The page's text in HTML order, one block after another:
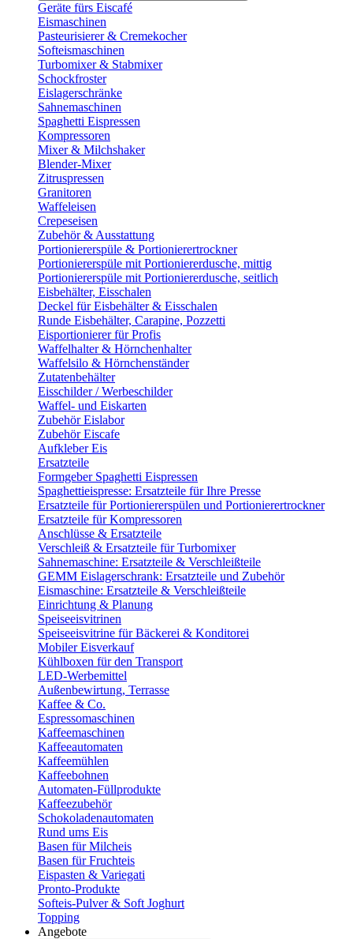
Geräte fürs Eiscafé
Eismaschinen
Pasteurisierer & Cremekocher
Softeismaschinen
Turbomixer & Stabmixer
Schockfroster
Eislagerschränke
Sahnemaschinen
Spaghetti Eispressen
Kompressoren
Mixer & Milchshaker
Blender-Mixer
Zitruspressen
Granitoren
Waffeleisen
Crepeseisen
Zubehör & Ausstattung
Portioniererspüle & Portionierertrockner
Portioniererspüle mit Portioniererdusche, mittig
Portioniererspüle mit Portioniererdusche, seitlich
Eisbehälter, Eisschalen
Deckel für Eisbehälter & Eisschalen
Runde Eisbehälter, Carapine, Pozzetti
Eisportionierer für Profis
Waffelhalter & Hörnchenhalter
Waffelsilo & Hörnchenständer
Zutatenbehälter
Eisschilder / Werbeschilder
Waffel- und Eiskarten
Zubehör Eislabor
Zubehör Eiscafe
Aufkleber Eis
Ersatzteile
Formgeber Spaghetti Eispressen
Spaghettieispresse: Ersatzteile für Ihre Presse
Ersatzteile für Portioniererspülen und Portionierertrockner
Ersatzteile für Kompressoren
Anschlüsse & Ersatzteile
Verschleiß & Ersatzteile für Turbomixer
Sahnemaschine: Ersatzteile & Verschleißteile
GEMM Eislagerschrank: Ersatzteile und Zubehör
Eismaschine: Ersatzteile & Verschleißteile
Einrichtung & Planung
Speiseeisvitrinen
Speiseeisvitrine für Bäckerei & Konditorei
Mobiler Eisverkauf
Kühlboxen für den Transport
LED-Werbemittel
Außenbewirtung, Terrasse
Kaffee & Co.
Espressomaschinen
Kaffeemaschinen
Kaffeeautomaten
Kaffeemühlen
Kaffeebohnen
Automaten-Füllprodukte
Kaffeezubehör
Schokoladenautomaten
Rund ums Eis
Basen für Milcheis
Basen für Fruchteis
Eispasten & Variegati
Pronto-Produkte
Softeis-Pulver & Soft Joghurt
Topping
Angebote